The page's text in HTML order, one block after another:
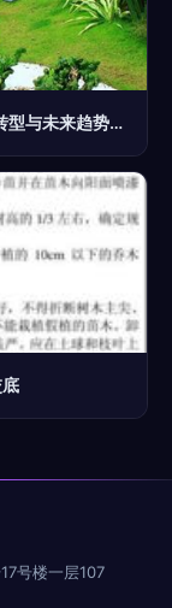
2018园林景观绿化工程公司路在何方 行业转型与未来趋势深度解析
号楼一层107